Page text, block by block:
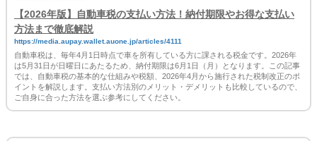
【2026年版】自動車税の支払い方法！納付期限やお得な支払い
方法まで徹底解説
https://media.aupay.wallet.auone.jp/articles/4111
自動車税は、毎年4月1日時点で車を所有している方に課される税金です。2026年
は5月31日が日曜日にあたるため、納付期限は6月1日（月）となります。この記事
では、自動車税の基本的な仕組みや税額、2026年4月から施行された税制改正のポ
イントを解説します。支払い方法別のメリット・デメリットも比較しているので、
ご自身に合った方法を選ぶ参考にしてください。